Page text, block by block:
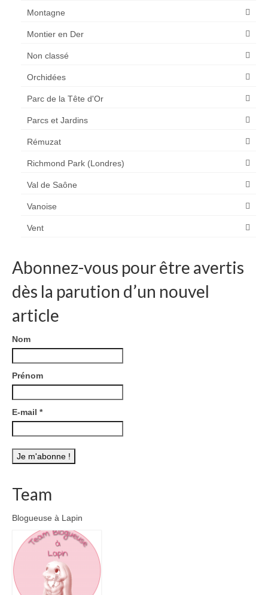
Montagne
Montier en Der
Non classé
Orchidées
Parc de la Tête d'Or
Parcs et Jardins
Rémuzat
Richmond Park (Londres)
Val de Saône
Vanoise
Vent
Abonnez-vous pour être avertis
dès la parution d’un nouvel
article
Nom
Prénom
E-mail *
Team
Blogueuse à Lapin